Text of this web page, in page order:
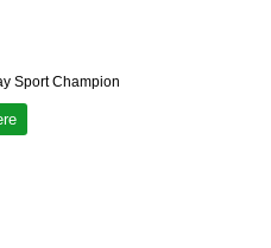
Sport Champion